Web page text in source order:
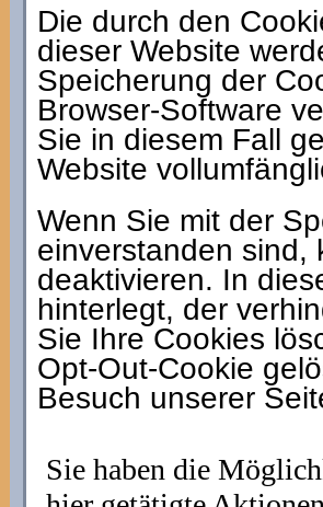
Die durch den
dieser Website
Speicherung der
Browser-Software
Sie in diesem Fall
Website
Wenn Sie mit der
einverstanden sind,
deaktivieren. In
hinterlegt, der
Sie Ihre Cookies
Opt-Out-Cookie
Besuch unserer